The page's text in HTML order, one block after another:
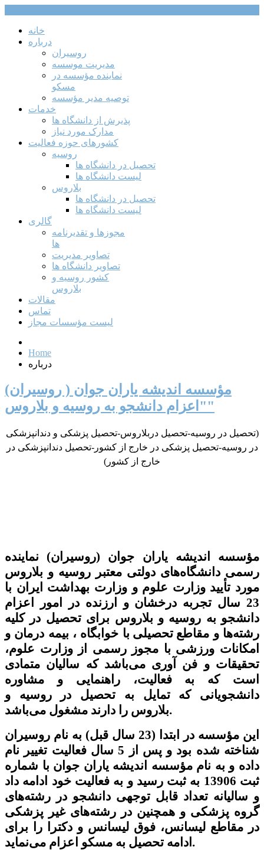
خانه
درباره
روسیران
مدیریت موسسه
نماینده مؤسسه در
مسکو
توصیه مدیر مؤسسه
خدمات
پذیرش از دانشگاه ها
مدارک مورد نیاز
کشورهای حوزه فعالیت
روسیه
تحصیل در دانشگاه ها
لیست دانشگاه ها
بلاروس
تحصیل در دانشگاه ها
لیست دانشگاه ها
گالری
مجوزها و تقدیرنامه
ها
تصاویر مدیریت
تصاویر دانشگاه ها
کشور روسیه و
بلاروس
مقالات
تماس
لیست مؤسسات مجاز
Home
درباره
مؤسسه اندیشه یاران جوان ( روسیران)
"اعزام دانشجو به روسیه و بلاروس"
(تحصیل در روسیه-تحصیل دربلاروس-تحصیل پزشکی و دندانپزشکی
در روسیه-تحصیل پزشکی در خارج از کشور-تحصیل دندانپزشکی در
خارج از کشور)
مؤسسه اندیشه یاران جوان (روسیران) نماینده
رسمی دانشگاه‌های دولتی معتبر روسیه و بلاروس
مورد تأیید وزارت علوم و وزارت بهداشت ایران با
23 سال تجربه درخشان و ارزنده در امور اعزام
دانشجو به روسیه و بلاروس برای تحصیل در کلیه
رشته‌ها و مقاطع تحصیلی با خوابگاه ، بیمه درمان و
امکانات ورزشی با مجوز رسمی از وزارت علوم،
تحقیقات و فن آوری می‌باشد که سالیان متمادی
است که به فعالیت، راهنمایی و مشاوره
دانشجویانی که تمایل به تحصیل در روسیه و
بلاروس را دارند مشغول می‌باشد.
این مؤسسه در ابتدا (23 سال قبل) به نام روسیران
شناخته شده بود و پس از 5 سال فعالیت تغییر نام
داده و به نام مؤسسه اندیشه یاران جوان با شماره
ثبت 13906 به ثبت رسید و به فعالیت خود ادامه داد
و سالیانه تعداد قابل توجهی دانشجو در رشته‌های
گروه پزشکی و همچنین در رشته‌های غیر پزشکی
در مقاطع لیسانس، فوق لیسانس و دکترا را برای
ادامه تحصیل به مسکو اعزام می‌نماید.